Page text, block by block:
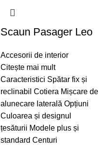
Scaun Pasager Leo
Accesorii de interior
Citește mai mult
Caracteristici Spătar fix și
reclinabil Cotiera Mișcare de
alunecare laterală Opțiuni
Culoarea și designul
țesăturii Modele plus și
standard Centuri